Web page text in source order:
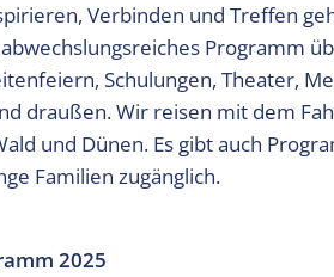
Verbinden und Treffen
Programm
Schulungen, Theater,
draußen. Wir reisen mit dem
und Dünen. Es gibt auch
Familien zugänglich.
2025